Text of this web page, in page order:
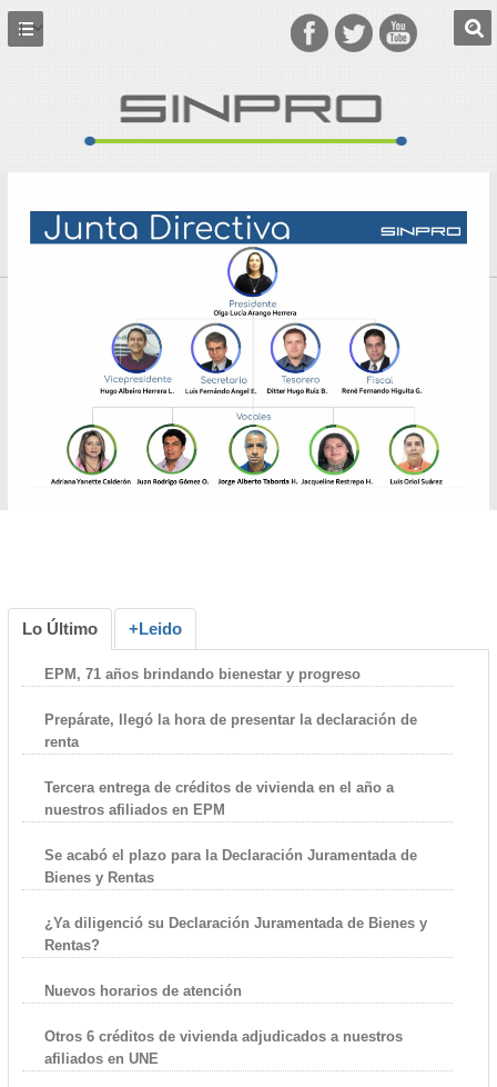
Lo Último +Leido
EPM, 71 años brindando bienestar y progreso
Prepárate, llegó la hora de presentar la declaración de
renta
Tercera entrega de créditos de vivienda en el año a
nuestros afiliados en EPM
Se acabó el plazo para la Declaración Juramentada de
Bienes y Rentas
¿Ya diligenció su Declaración Juramentada de Bienes y
Rentas?
Nuevos horarios de atención
Otros 6 créditos de vivienda adjudicados a nuestros
afiliados en UNE